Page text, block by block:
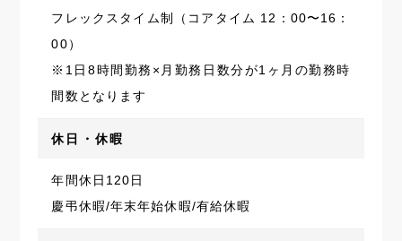
フレックスタイム制（コアタイム 12：00〜16：
00）
※1日8時間勤務×月勤務日数分が1ヶ月の勤務時
間数となります
休日・休暇
年間休日120日
慶弔休暇/年末年始休暇/有給休暇